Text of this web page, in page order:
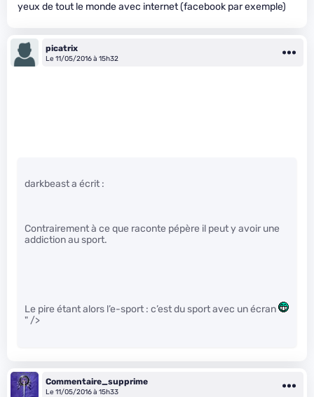
yeux de tout le monde avec internet (facebook par exemple)
picatrix
Le 11/05/2016 à 15h32
darkbeast a écrit :
Contrairement à ce que raconte pépère il peut y avoir une
addiction au sport.
Le pire étant alors l’e-sport : c’est du sport avec un écran
" />
Commentaire_supprime
Le 11/05/2016 à 15h33